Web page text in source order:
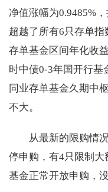
净值涨幅为0.9485%
超越了所有6只存单
存单基金区间年化收
时中债0-3年国开行基
同业存单基金久期中
不大。
从最新的限购情
停申购，有4只限制
基金正常开放申购，